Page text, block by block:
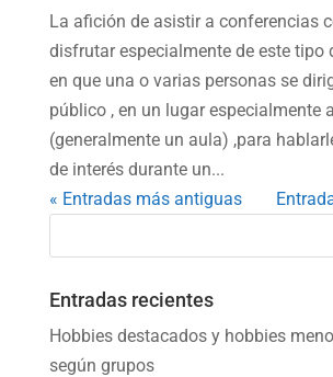
La afición de asistir a conferencias
disfrutar especialmente de este tipo
en que una o varias personas se
público , en un lugar especialmente
(generalmente un aula) ,para
de interés durante un...
« Entradas más antiguas
Entradas recientes
Hobbies destacados y hobbies
según grupos